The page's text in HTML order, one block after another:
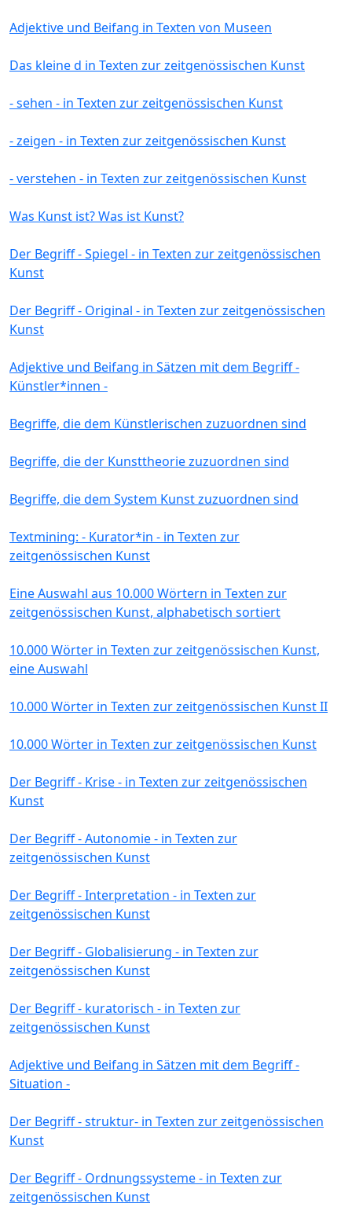
Adjektive und Beifang in Texten von Museen
Das kleine d in Texten zur zeitgenössischen Kunst
- sehen - in Texten zur zeitgenössischen Kunst
- zeigen - in Texten zur zeitgenössischen Kunst
- verstehen - in Texten zur zeitgenössischen Kunst
Was Kunst ist? Was ist Kunst?
Der Begriff - Spiegel - in Texten zur zeitgenössischen
Kunst
Der Begriff - Original - in Texten zur zeitgenössischen
Kunst
Adjektive und Beifang in Sätzen mit dem Begriff -
Künstler*innen -
Begriffe, die dem Künstlerischen zuzuordnen sind
Begriffe, die der Kunsttheorie zuzuordnen sind
Begriffe, die dem System Kunst zuzuordnen sind
Textmining: - Kurator*in - in Texten zur
zeitgenössischen Kunst
Eine Auswahl aus 10.000 Wörtern in Texten zur
zeitgenössischen Kunst, alphabetisch sortiert
10.000 Wörter in Texten zur zeitgenössischen Kunst,
eine Auswahl
10.000 Wörter in Texten zur zeitgenössischen Kunst II
10.000 Wörter in Texten zur zeitgenössischen Kunst
Der Begriff - Krise - in Texten zur zeitgenössischen
Kunst
Der Begriff - Autonomie - in Texten zur
zeitgenössischen Kunst
Der Begriff - Interpretation - in Texten zur
zeitgenössischen Kunst
Der Begriff - Globalisierung - in Texten zur
zeitgenössischen Kunst
Der Begriff - kuratorisch - in Texten zur
zeitgenössischen Kunst
Adjektive und Beifang in Sätzen mit dem Begriff -
Situation -
Der Begriff - struktur- in Texten zur zeitgenössischen
Kunst
Der Begriff - Ordnungssysteme - in Texten zur
zeitgenössischen Kunst